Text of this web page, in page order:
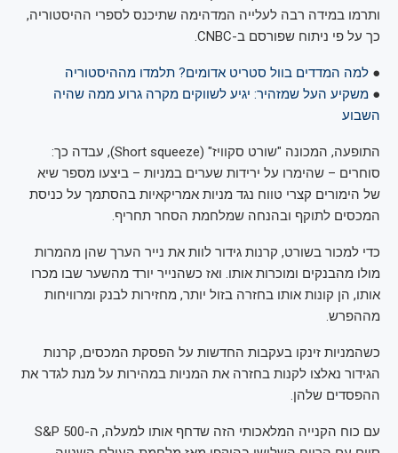
ותרמו במידה רבה לעלייה המדהימה שתיכנס לספרי ההיסטוריה,
כך על פי ניתוח שפורסם ב-CNBC.
● למה המדדים בוול סטריט אדומים? תלמדו מההיסטוריה
● משקיע העל שמזהיר: יגיע לשווקים מקרה גרוע ממה שהיה
השבוע
התופעה, המכונה "שורט סקוויז" (Short squeeze), עבדה כך:
סוחרים – שהימרו על ירידות שערים במניות – ביצעו מספר שיא
של הימורים קצרי טווח נגד מניות אמריקאיות בהסתמך על כניסת
המכסים לתוקף ובהנחה שמלחמת הסחר תחריף.
כדי למכור בשורט, קרנות גידור לוות את נייר הערך שהן מהמרות
מולו מהבנקים ומוכרות אותו. ואז כשהנייר יורד מהשער שבו מכרו
אותו, הן קונות אותו בחזרה בזול יותר, מחזירות לבנק ומרוויחות
מההפרש.
כשהמניות זינקו בעקבות החדשות על הפסקת המכסים, קרנות
הגידור נאלצו לקנות בחזרה את המניות במהירות על מנת לגדר את
ההפסדים שלהן.
עם כוח הקנייה המלאכותי הזה שדחף אותו למעלה, ה-S&P 500